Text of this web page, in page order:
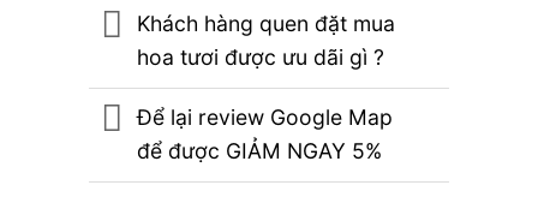
Khách hàng quen đặt mua
hoa tươi được ưu dãi gì ?
Để lại review Google Map
để được GIẢM NGAY 5%